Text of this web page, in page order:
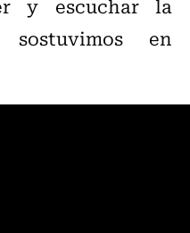
y escuchar la
sostuvimos en